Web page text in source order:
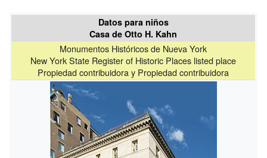
Datos para niños
Casa de Otto H. Kahn
Monumentos Históricos de Nueva York
New York State Register of Historic Places listed place
Propiedad contribuidora y Propiedad contribuidora